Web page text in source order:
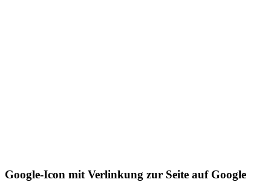
Google-Icon mit Verlinkung zur Seite auf Google